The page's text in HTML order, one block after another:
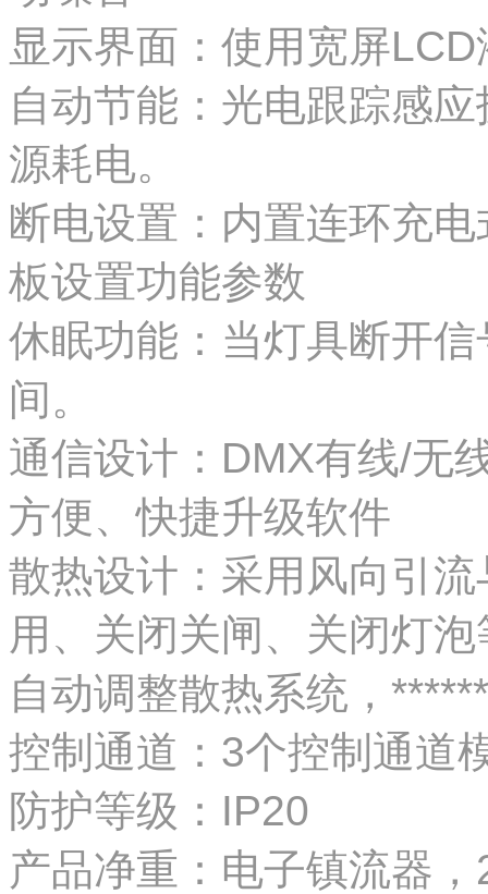
显示界面：使用宽屏
自动节能： 光电跟踪感应
源耗电。
断电设置：内置连环充
板设置功能参数
休眠功能：当灯具断开
间。
通信设计：DMX有线/无
方便、快捷升级软件
散热设计：采用风向引
用、 关闭关闸、关闭灯
自动调整散热系统，
控制通道：3个控制通道
防护等级：IP20
产品净重：电子镇流器